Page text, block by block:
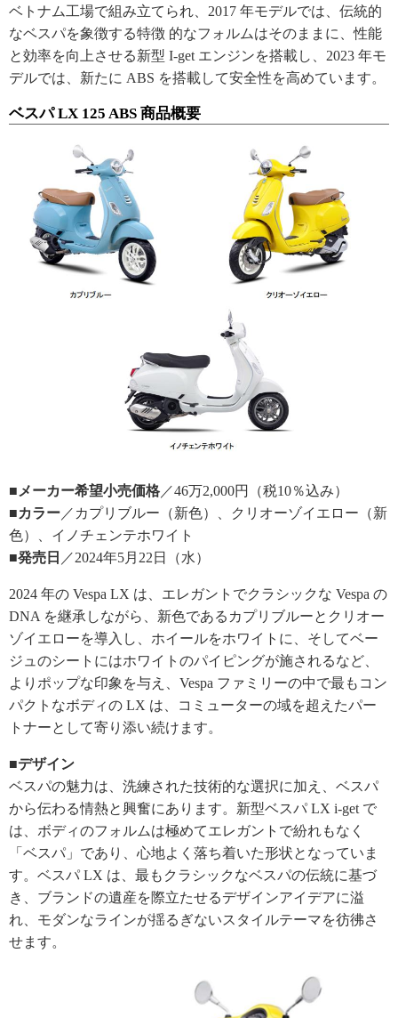
ベトナム工場で組み立てられ、2017 年モデルでは、伝統的
なベスパを象徴する特徴 的なフォルムはそのままに、性能
と効率を向上させる新型 I-get エンジンを搭載し、2023 年モ
デルでは、新たに ABS を搭載して安全性を高めています。
ベスパ LX 125 ABS 商品概要
■メーカー希望小売価格 ／46万2,000円（税10％込み）
■カラー ／カプリブルー（新色）、クリオーゾイエロー（新
色）、イノチェンテホワイト
■発売日 ／2024年5月22日（水）
2024 年の Vespa LX は、エレガントでクラシックな Vespa の
DNA を継承しながら、新色であるカプリブルーとクリオー
ゾイエローを導入し、ホイールをホワイトに、そしてベー
ジュのシートにはホワイトのパイピングが施されるなど、
よりポップな印象を与え、Vespa ファミリーの中で最もコン
パクトなボディの LX は、コミューターの域を超えたパー
トナーとして寄り添い続けます。
■デザイン
ベスパの魅力は、洗練された技術的な選択に加え、ベスパ
から伝わる情熱と興奮にあります。新型ベスパ LX i-get で
は、ボディのフォルムは極めてエレガントで紛れもなく
「ベスパ」であり、心地よく落ち着いた形状となっていま
す。ベスパ LX は、最もクラシックなベスパの伝統に基づ
き、ブランドの遺産を際立たせるデザインアイデアに溢
れ、モダンなラインが揺るぎないスタイルテーマを彷彿さ
せます。